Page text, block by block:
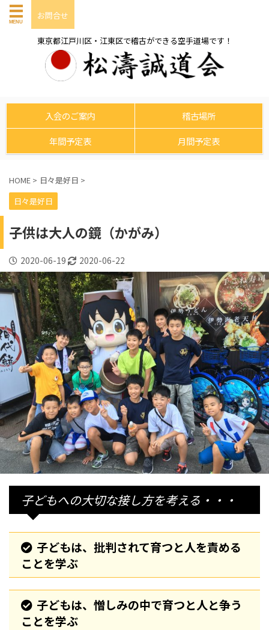
お問合せ
東京都江戸川区・江東区で稽古ができる空手道場です！
入会のご案内
稽古場所
年間予定表
月間予定表
HOME > 日々是好日 >
日々是好日
子供は大人の鏡（かがみ）
2020-06-19 2020-06-22
子どもへの大切な接し方を考える・・・
子どもは、批判されて育つと人を責める
ことを学ぶ
子どもは、憎しみの中で育つと人と争う
ことを学ぶ